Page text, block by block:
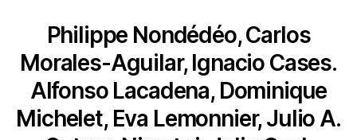
Philippe Nondédéo, Carlos
Morales-Aguilar, Ignacio Cases.
Alfonso Lacadena, Dominique
Michelet, Eva Lemonnier, Julio A.